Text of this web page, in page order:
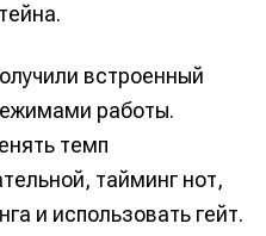
встроенный
работы.
темп
тайминг нот,
и использовать гейт.